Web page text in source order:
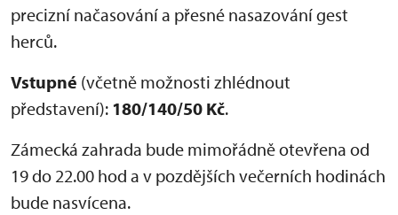
precizní načasování a přesné nasazování gest
herců.
Vstupné (včetně možnosti zhlédnout
představení): 180/140/50 Kč.
Zámecká zahrada bude mimořádně otevřena od
19 do 22.00 hod a v pozdějších večerních hodinách
bude nasvícena.